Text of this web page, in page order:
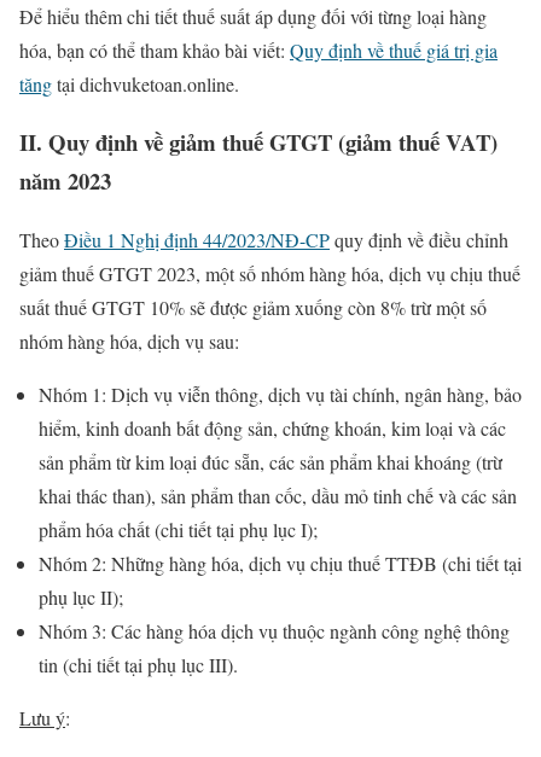
Để hiểu thêm chi tiết thuế suất áp dụng đối với từng loại hàng
hóa, bạn có thể tham khảo bài viết: Quy định về thuế giá trị gia
tăngtại dichvuketoan.online.
II. Quy định về giảm thuế GTGT (giảm thuế VAT)
năm 2023
TheoĐiều 1 Nghị định 44/2023/NĐ-CPquy định về điều chỉnh
giảm thuế GTGT 2023, một số nhóm hàng hóa, dịch vụ chịu thuế
suất thuế GTGT 10% sẽ được giảm xuống còn 8% trừ một số
nhóm hàng hóa, dịch vụ sau:
Nhóm 1: Dịch vụ viễn thông, dịch vụ tài chính, ngân hàng, bảo
hiểm, kinh doanh bất động sản, chứng khoán, kim loại và các
sản phẩm từ kim loại đúc sẵn, các sản phẩm khai khoáng (trừ
khai thác than), sản phẩm than cốc, dầu mỏ tinh chế và các sản
phẩm hóa chất (chi tiết tại phụ lục I);
Nhóm 2: Những hàng hóa, dịch vụ chịu thuế TTĐB (chi tiết tại
phụ lục II);
Nhóm 3: Các hàng hóa dịch vụ thuộc ngành công nghệ thông
tin (chi tiết tại phụ lục III).
Lưu ý: